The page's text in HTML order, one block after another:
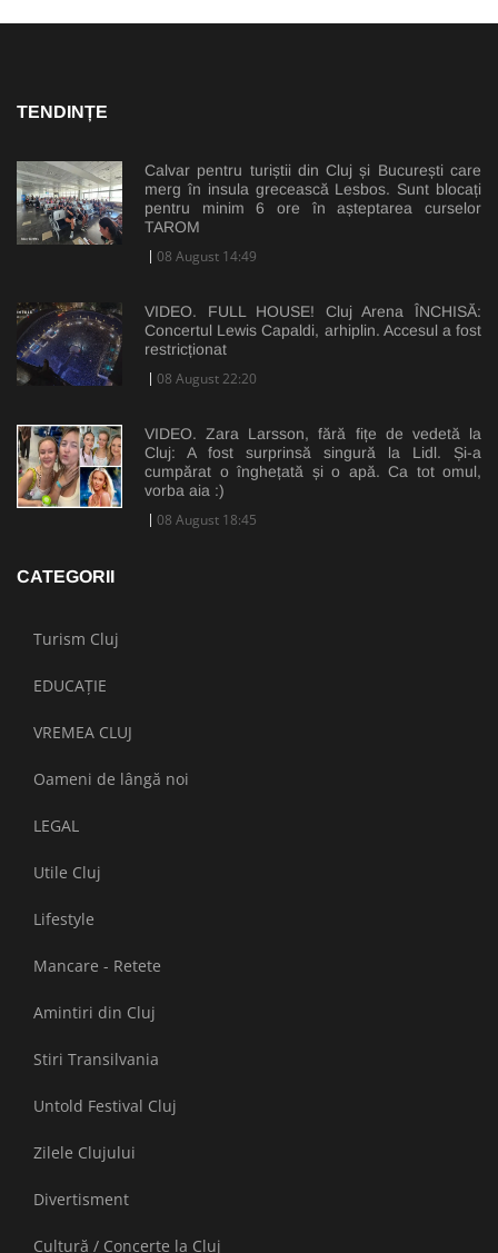
TENDINȚE
Calvar pentru turiștii din Cluj și București care
merg în insula grecească Lesbos. Sunt blocați
pentru minim 6 ore în așteptarea curselor
TAROM
08 August 14:49
VIDEO. FULL HOUSE! Cluj Arena ÎNCHISĂ:
Concertul Lewis Capaldi, arhiplin. Accesul a fost
restricționat
08 August 22:20
VIDEO. Zara Larsson, fără fițe de vedetă la
Cluj: A fost surprinsă singură la Lidl. Și-a
cumpărat o înghețată și o apă. Ca tot omul,
vorba aia :)
08 August 18:45
CATEGORII
Turism Cluj
EDUCAȚIE
VREMEA CLUJ
Oameni de lângă noi
LEGAL
Utile Cluj
Lifestyle
Mancare - Retete
Amintiri din Cluj
Stiri Transilvania
Untold Festival Cluj
Zilele Clujului
Divertisment
Cultură / Concerte la Cluj